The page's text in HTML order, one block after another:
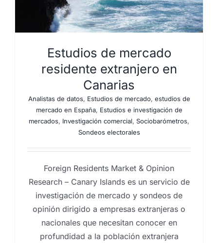
Estudios de mercado
residente extranjero en
Canarias
Analistas de datos, Estudios de mercado, estudios de
mercado en España, Estudios e investigación de
mercados, Investigación comercial, Sociobarómetros,
Sondeos electorales
Foreign Residents Market & Opinion
Research – Canary Islands es un servicio de
investigación de mercado y sondeos de
opinión dirigido a empresas extranjeras o
nacionales que necesitan conocer en
profundidad a la población extranjera